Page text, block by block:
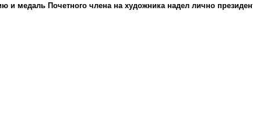
и медаль Почетного члена на художника надел лично